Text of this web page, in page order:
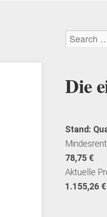
Die
Stand:
78,75 €
Aktuelle
1.155,26 €